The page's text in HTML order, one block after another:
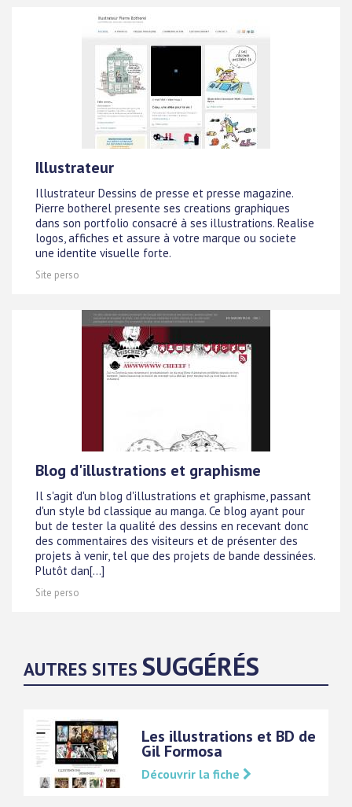
Illustrateur
Illustrateur Dessins de presse et presse magazine.
Pierre botherel presente ses creations graphiques
dans son portfolio consacré à ses illustrations. Realise
logos, affiches et assure à votre marque ou societe
une identite visuelle forte.
Site perso
Blog d'illustrations et graphisme
Il s'agit d'un blog d'illustrations et graphisme, passant
d'un style bd classique au manga. Ce blog ayant pour
but de tester la qualité des dessins en recevant donc
des commentaires des visiteurs et de présenter des
projets à venir, tel que des projets de bande dessinées.
Plutôt dan[...]
Site perso
AUTRES SITES SUGGÉRÉS
Les illustrations et BD de
Gil Formosa
Découvrir la fiche